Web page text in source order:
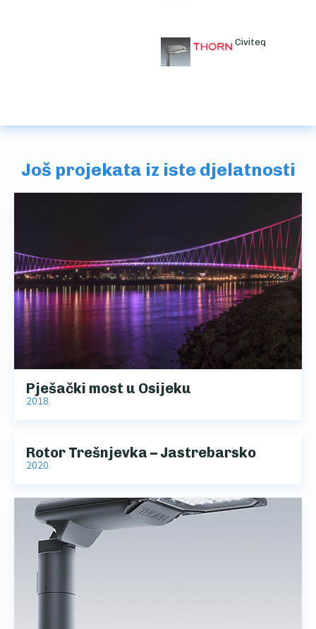
Civiteq
Još projekata iz iste djelatnosti
Pješački most u Osijeku
2018.
Rotor Trešnjevka – Jastrebarsko
2020.